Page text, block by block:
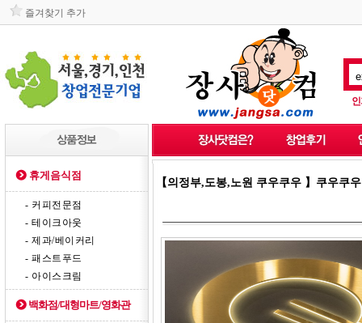
즐겨찾기 추가
휴게음식점
- 커피전문점
- 테이크아웃
- 제과/베이커리
- 패스트푸드
- 아이스크림
백화점/대형마트/영화관
【의정부,도봉,노원 쿠우쿠우 】쿠우쿠